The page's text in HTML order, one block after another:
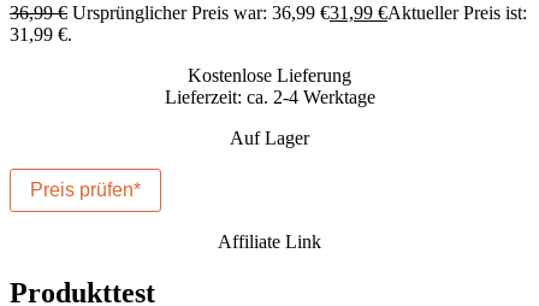
36,99€ Ursprünglicher Preis war: 36,99 €31,99 €Aktueller Preis ist:
31,99 €.
Kostenlose Lieferung
Lieferzeit: ca. 2-4 Werktage
Auf Lager
Preis prüfen*
Affiliate Link
Produkttest